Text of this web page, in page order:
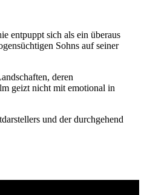
entpuppt sich als ein überaus
Sohns auf seiner
deren
geizt nicht mit emotional in
und der durchgehend